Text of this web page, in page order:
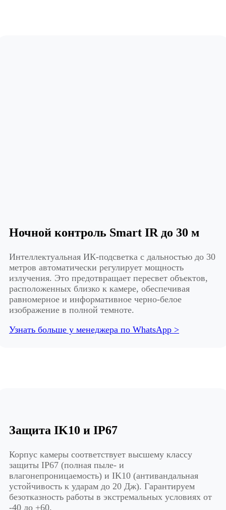
Ночной контроль Smart IR до 30 м
Интеллектуальная ИК-подсветка с дальностью до 30
метров автоматически регулирует мощность
излучения. Это предотвращает пересвет объектов,
расположенных близко к камере, обеспечивая
равномерное и информативное черно-белое
изображение в полной темноте.
Узнать больше у менеджера по WhatsApp >
Защита IK10 и IP67
Корпус камеры соответствует высшему классу
защиты IP67 (полная пыле- и
влагонепроницаемость) и IK10 (антивандальная
устойчивость к ударам до 20 Дж). Гарантируем
безотказность работы в экстремальных условиях от
-40 до +60.